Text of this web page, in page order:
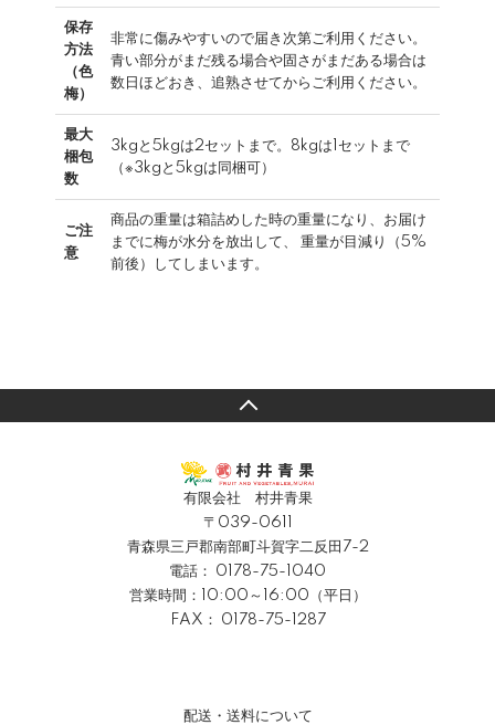
保存
方法
（色
梅）
非常に傷みやすいので届き次第ご利用ください。
青い部分がまだ残る場合や固さがまだある場合は
数日ほどおき、追熟させてからご利用ください。
最大
梱包
数
3kgと5kgは2セットまで。8kgは1セットまで
（※3kgと5kgは同梱可）
ご注
意
商品の重量は箱詰めした時の重量になり、お届け
までに梅が水分を放出して、 重量が目減り（5%
前後）してしまいます。
有限会社 村井青果
〒039-0611
青森県三戸郡南部町斗賀字二反田7-2
電話： 0178-75-1040
営業時間：10:00～16:00（平日）
FAX： 0178-75-1287
配送・送料について